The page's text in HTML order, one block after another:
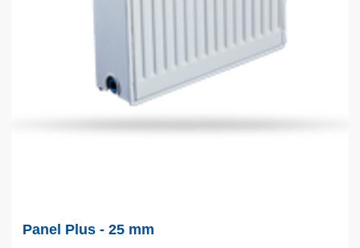
Panel Plus - 25 mm